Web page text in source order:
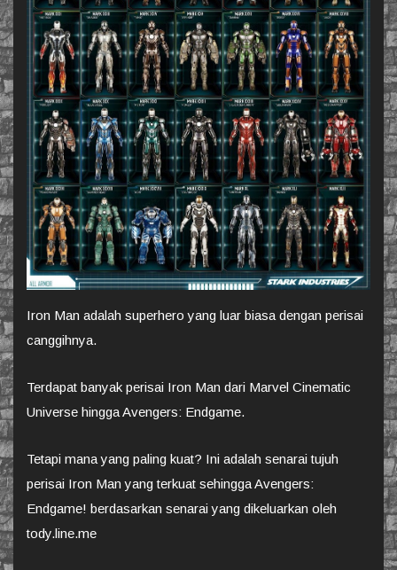
Iron Man adalah superhero yang luar biasa dengan perisai
canggihnya.
Terdapat banyak perisai Iron Man dari Marvel Cinematic
Universe hingga Avengers: Endgame.
Tetapi mana yang paling kuat? Ini adalah senarai tujuh
perisai Iron Man yang terkuat sehingga Avengers:
Endgame! berdasarkan senarai yang dikeluarkan oleh
tody.line.me